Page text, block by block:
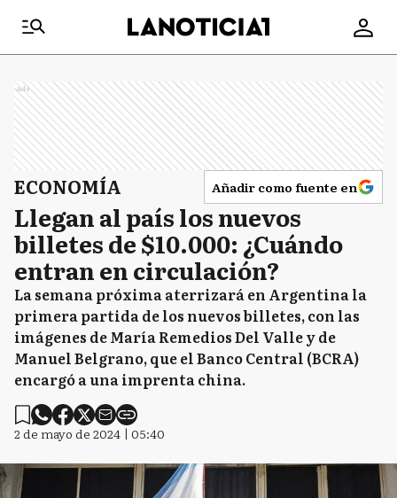
Ads
ECONOMÍA Añadir como fuente en
Llegan al país los nuevos
billetes de $10.000: ¿Cuándo
entran en circulación?
La semana próxima aterrizará en Argentina la
primera partida de los nuevos billetes, con las
imágenes de María Remedios Del Valle y de
Manuel Belgrano, que el Banco Central (BCRA)
encargó a una imprenta china.
2 de mayo de 2024 | 05:40